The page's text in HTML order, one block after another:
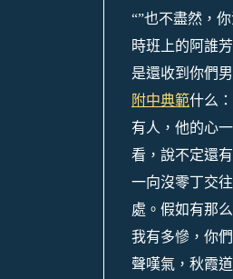
“”也不盡然，
時班上的阿誰
是還收到你們
附中典範什么
有人，他的心
看，說不定還
一向沒零丁交
處。假如有那
我有多慘，你
聲嘆氣，秋霞